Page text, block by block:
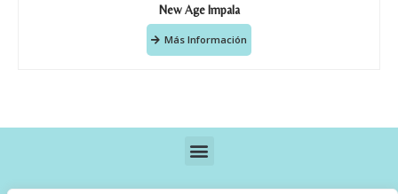
New Age Impala
Más Información